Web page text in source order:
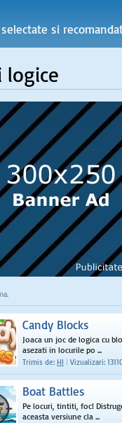
si
logice
Candy Blocks
Joaca un joc de logica cu
asezati in locurile po ...
Trimis de: HI Vizualizari:
Boat Battles
Pe locuri, tintiti, foc!
aceasta versiune cla ...